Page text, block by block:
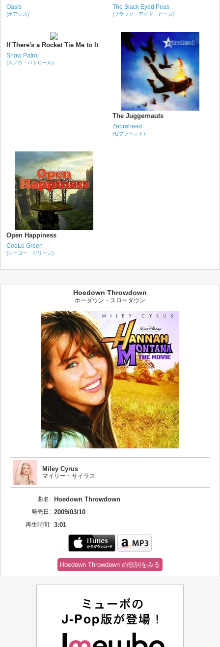
Oasis
(オアシス)
The Black Eyed Peas
(ブラック・アイド・ピーズ)
If There's a Rocket Tie Me to It
Snow Patrol
(スノウ・パトロール)
The Juggernauts
Zebrahead
(ゼブラヘッド)
Open Happiness
CeeLo Green
(シーロー・グリーン)
Hoedown Throwdown
ホーダウン・スローダウン
Miley Cyrus
マイリー・サイラス
曲名: Hoedown Throwdown
発売日: 2009/03/10
再生時間: 3:01
Hoedown Throwdown の歌詞をみる